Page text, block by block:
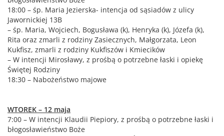
18:00 – śp. Maria Jezierska- intencja od sąsiadów z ulicy
Jawornickiej 13B
– śp. Maria, Wojciech, Bogusława (k), Henryka (k), Józefa (k),
Rita oraz zmarli z rodziny Zasiecznych, Małgorzata, Leon
Kukfisz, zmarli z rodziny Kukfiszów i Kmiecików
– W intencji Mirosławy, z prośbą o potrzebne łaski i opiekę
Świętej Rodziny
18:30 – Nabożeństwo majowe
WTOREK – 12 maja
7:00 – W intencji Klaudii Piepiory, z prośbą o potrzebne łaski i
błogosławieństwo Boże